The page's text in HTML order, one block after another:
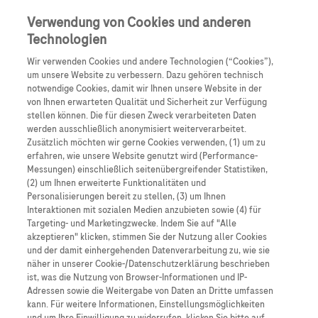
Anmelden
Nervennahrung
Nervennahrung Podcast Spezial
DGN 2024
6. - 9. November 2024
Verwendung von Cookies und anderen
Technologien
Wir verwenden Cookies und andere Technologien (“Cookies”),
um unsere Website zu verbessern. Dazu gehören technisch
notwendige Cookies, damit wir Ihnen unsere Website in der
von Ihnen erwarteten Qualität und Sicherheit zur Verfügung
stellen können. Die für diesen Zweck verarbeiteten Daten
werden ausschließlich anonymisiert weiterverarbeitet.
Zusätzlich möchten wir gerne Cookies verwenden, (1) um zu
erfahren, wie unsere Website genutzt wird (Performance-
Messungen) einschließlich seitenübergreifender Statistiken,
(2) um Ihnen erweiterte Funktionalitäten und
Personalisierungen bereit zu stellen, (3) um Ihnen
Interaktionen mit sozialen Medien anzubieten sowie (4) für
Targeting- und Marketingzwecke. Indem Sie auf "Alle
akzeptieren" klicken, stimmen Sie der Nutzung aller Cookies
und der damit einhergehenden Datenverarbeitung zu, wie sie
näher in unserer Cookie-/Datenschutzerklärung beschrieben
ist, was die Nutzung von Browser-Informationen und IP-
Adressen sowie die Weitergabe von Daten an Dritte umfassen
kann. Für weitere Informationen, Einstellungsmöglichkeiten